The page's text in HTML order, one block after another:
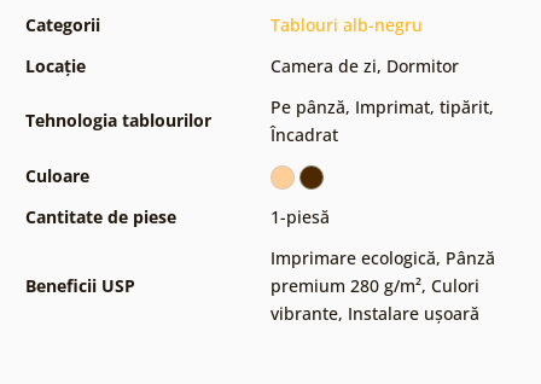
Categorii
Tablouri alb-negru
Locație
Camera de zi, Dormitor
Tehnologia tablourilor
Pe pânză, Imprimat, tipărit,
Încadrat
Culoare
Cantitate de piese
1-piesă
Beneficii USP
Imprimare ecologică, Pânză
premium 280 g/m², Culori
vibrante, Instalare ușoară